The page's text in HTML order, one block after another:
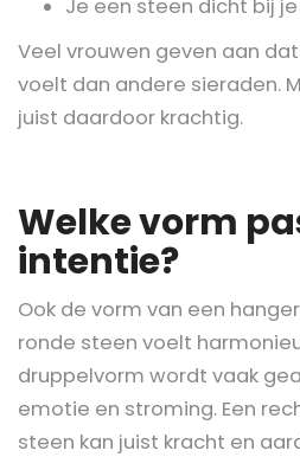
Je een steen dicht bij
Veel vrouwen geven aan
voelt dan andere sieraden.
juist daardoor krachtig.
Welke vorm
intentie?
Ook de vorm van een
ronde steen voelt
druppelvorm wordt vaak
emotie en stroming. Een
steen kan juist kracht en